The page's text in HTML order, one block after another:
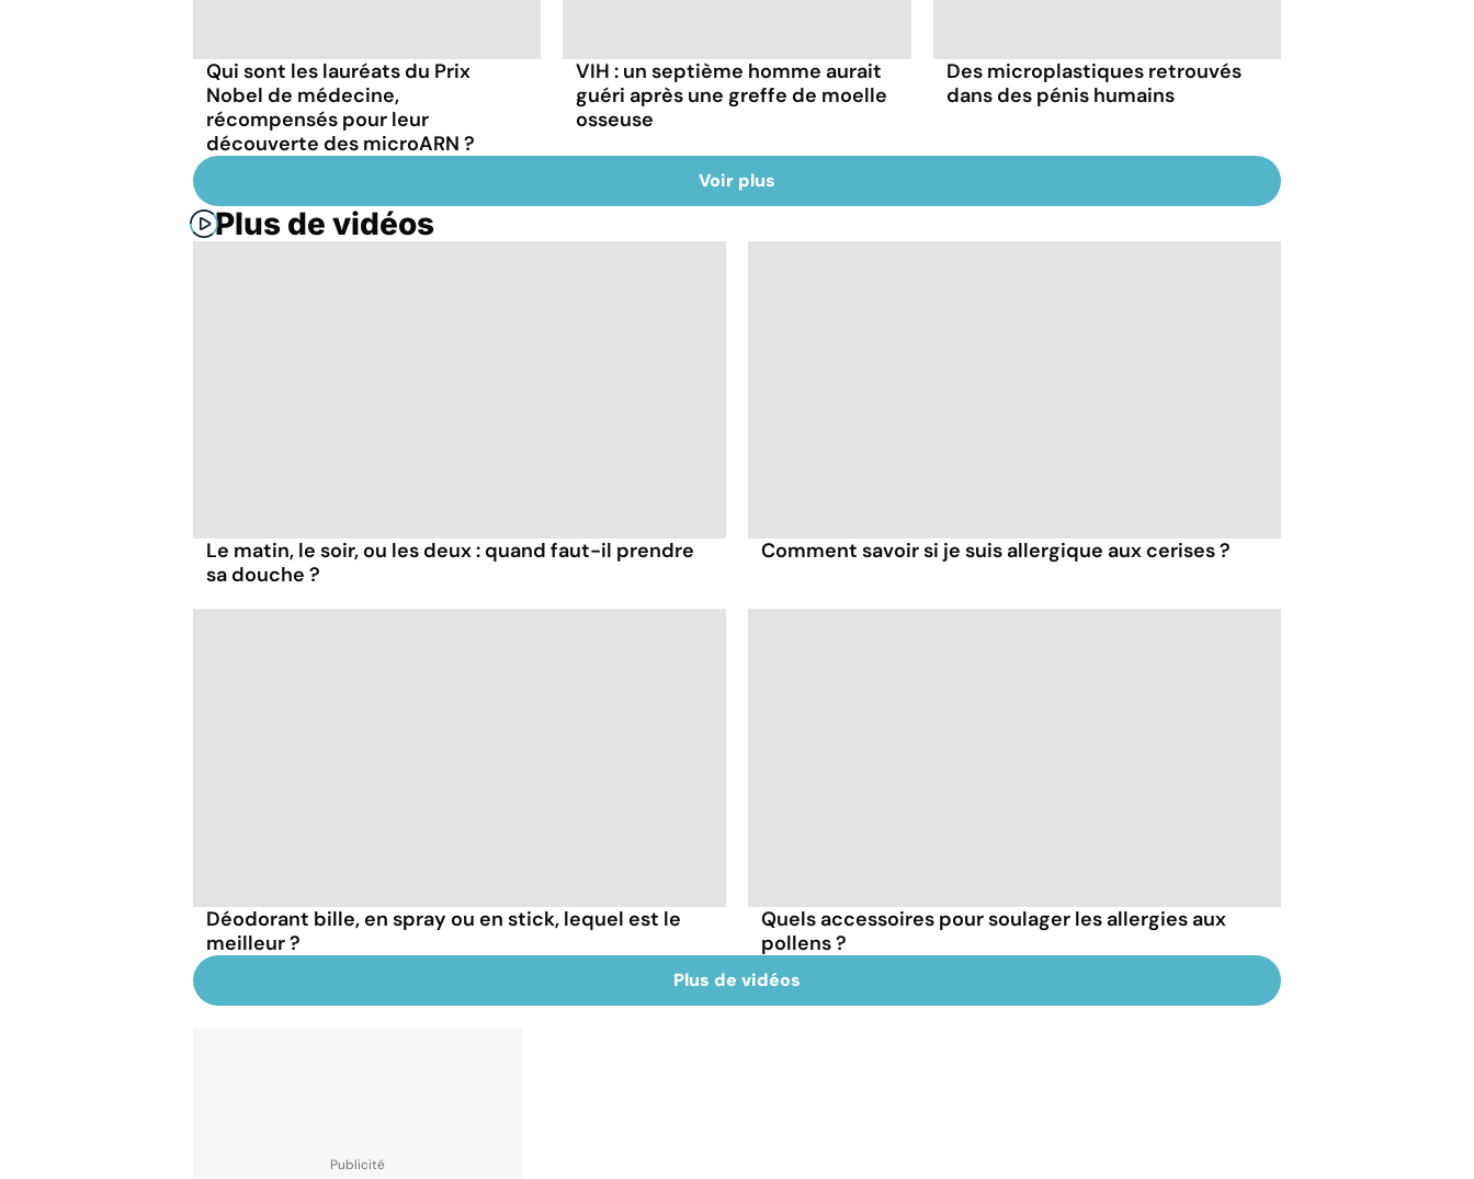
Qui sont les lauréats du Prix
Nobel de médecine,
récompensés pour leur
découverte des microARN ?
VIH : un septième homme aurait
guéri après une greffe de moelle
osseuse
Des microplastiques retrouvés
dans des pénis humains
Voir plus
Plus de vidéos
Le matin, le soir, ou les deux : quand faut-il prendre
sa douche ?
Comment savoir si je suis allergique aux cerises ?
Déodorant bille, en spray ou en stick, lequel est le
meilleur ?
Quels accessoires pour soulager les allergies aux
pollens ?
Plus de vidéos